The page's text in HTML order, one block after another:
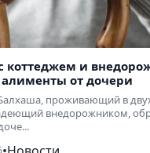
коттеджем и
алименты от дочери
проживающий в
внедорожником,